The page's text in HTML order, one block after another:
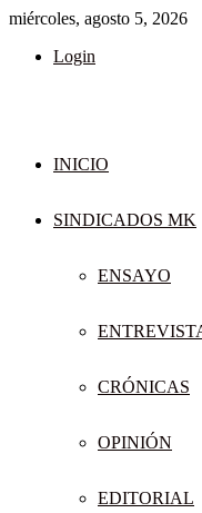
miércoles, agosto 5, 2026
Login
INICIO
SINDICADOS MK
ENSAYO
CRÓNICAS
OPINIÓN
EDITORIAL